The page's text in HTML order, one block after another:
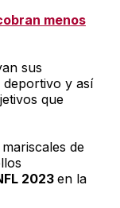
menos
sus
deportivo y así
que
de
2023en la